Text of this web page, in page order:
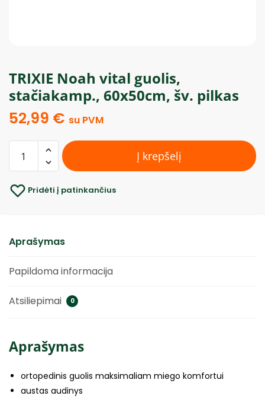
TRIXIE Noah vital guolis,
stačiakamp., 60x50cm, šv. pilkas
52,99 € su PVM
Į krepšelį
Pridėti į patinkančius
Aprašymas
Papildoma informacija
Atsiliepimai 0
Aprašymas
ortopedinis guolis maksimaliam miego komfortui
austas audinys